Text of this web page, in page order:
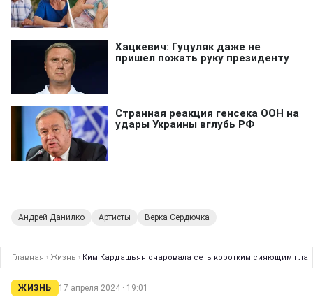
Андрей Данилко Артисты Верка Сердючка
Главная › Жизнь › Ким Кардашьян очаровала сеть коротким сияющим
ЖИЗНЬ 17 апреля 2024 · 19:01